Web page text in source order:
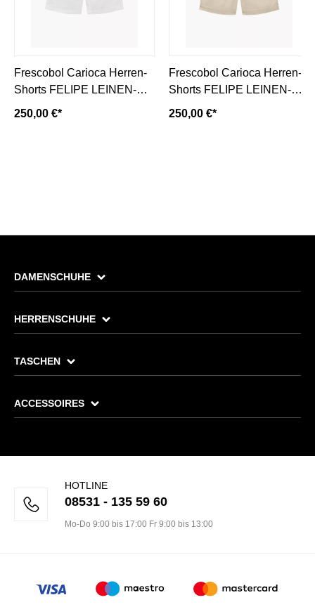
Frescobol Carioca Herren-
Shorts FELIPE LEINEN-
white/weiss
250,00 €*
Frescobol Carioca Herren-
Shorts FELIPE LEINEN-
sand
250,00 €*
DAMENSCHUHE
HERRENSCHUHE
TASCHEN
ACCESSOIRES
HOTLINE
08531 - 135 59 60
Mo-Do 9:00 bis 17:00 Fr 9:00 bis 13:00